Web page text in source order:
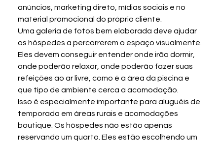
anúncios, marketing direto, mídias sociais e no
material promocional do próprio cliente.
Uma galeria de fotos bem elaborada deve ajudar
os hóspedes a percorrerem o espaço visualmente.
Eles devem conseguir entender onde irão dormir,
onde poderão relaxar, onde poderão fazer suas
refeições ao ar livre, como é a área da piscina e
que tipo de ambiente cerca a acomodação.
Isso é especialmente importante para aluguéis de
temporada em áreas rurais e acomodações
boutique. Os hóspedes não estão apenas
reservando um quarto. Eles estão escolhendo um